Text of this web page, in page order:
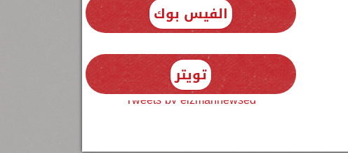
الفيس بوك
تويتر
Tweets by elzmannewseg